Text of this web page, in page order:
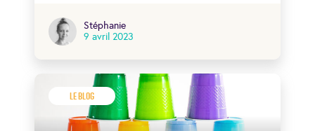
Stéphanie
9 avril 2023
Le Blog